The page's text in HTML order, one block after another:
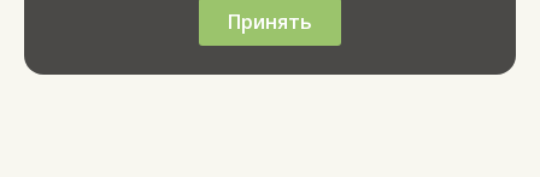
Принять